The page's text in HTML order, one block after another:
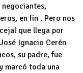
en fin . Pero nos
que llega por
Ignacio Cerén
su padre, fue
marcó toda una